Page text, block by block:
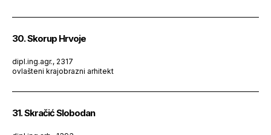
30. Skorup Hrvoje
dipl.ing.agr., 2317
ovlašteni krajobrazni arhitekt
31. Skračić Slobodan